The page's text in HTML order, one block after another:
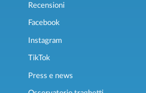
Recensioni
Facebook
Instagram
TikTok
Press e news